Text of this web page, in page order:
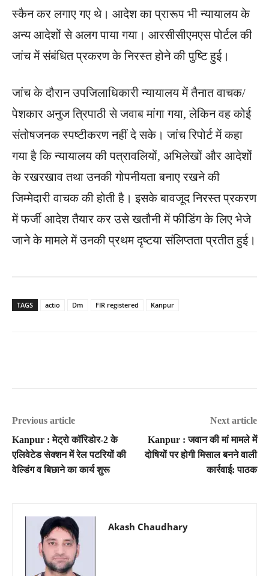
स्कैन कर लगाए गए थे। आदेश का प्रारूप भी न्यायालय के
अन्य आदेशों से अलग पाया गया। आरसीसीएमएस पोर्टल की
जांच में संबंधित प्रकरण के निरस्त होने की पुष्टि हुई।
जांच के दौरान उपजिलाधिकारी न्यायालय में तैनात वाचक/
पेशकार अनुज त्रिपाठी से जवाब मांगा गया, लेकिन वह कोई
संतोषजनक स्पष्टीकरण नहीं दे सके। जांच रिपोर्ट में कहा
गया है कि न्यायालय की पत्रावलियों, अभिलेखों और आदेशों
के रखरखाव तथा उनकी गोपनीयता बनाए रखने की
जिम्मेदारी वाचक की होती है। इसके बावजूद निरस्त प्रकरण
में फर्जी आदेश तैयार कर उसे खतौनी में फीडिंग के लिए भेजे
जाने के मामले में उनकी प्रथम दृष्टया संलिप्तता प्रतीत हुई।
TAGS actio Dm FIR registered Kanpur
Previous article
Kanpur : मेट्रो कॉरिडोर-2 के
एलिवेटेड सेक्शन में रेल पटरियों की
वेल्डिंग व बिछाने का कार्य शुरू
Next article
Kanpur : जवान की मां मामले में
दोषियों पर होगी मिसाल बनने वाली
कार्रवाई: पाठक
Akash Chaudhary